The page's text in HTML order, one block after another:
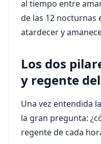
al tiempo entre
de las 12 nocturnas
atardecer y
Los dos
y regente
Una vez entendida
la gran pregunta:
regente de cada